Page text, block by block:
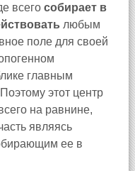
всего собирает в
любым
поле для своей
главным
этот центр
на равнине,
являясь
ее в